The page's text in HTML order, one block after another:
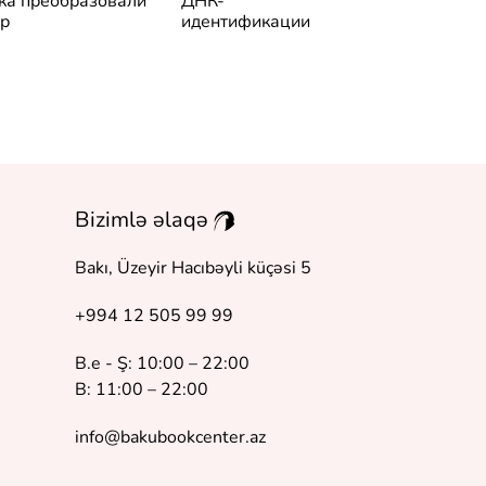
идентификации
Bizimlə əlaqə
Bakı, Üzeyir Hacıbəyli küçəsi 5
+994 12 505 99 99
B.e - Ş: 10:00 – 22:00
B: 11:00 – 22:00
info@bakubookcenter.az